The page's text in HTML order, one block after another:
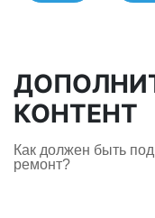
КОНТЕНТ
Как должен быть
ремонт?